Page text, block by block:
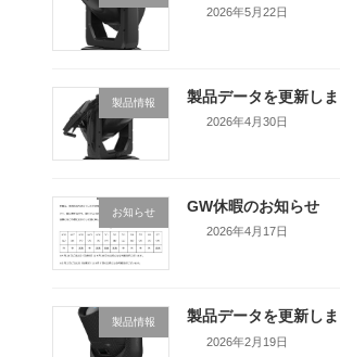
2026年5月22日
製品情報 製品データを更新しま
2026年4月30日
お知らせ GW休暇のお知らせ
2026年4月17日
製品情報 製品データを更新しま
2026年2月19日